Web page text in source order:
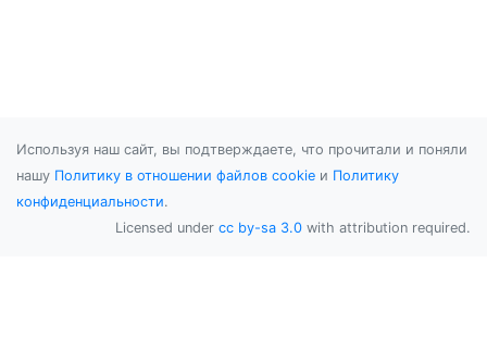
Используя наш сайт, вы подтверждаете, что прочитали и поняли
нашу Политику в отношении файлов cookie и Политику
конфиденциальности.
Licensed under cc by-sa 3.0 with attribution required.